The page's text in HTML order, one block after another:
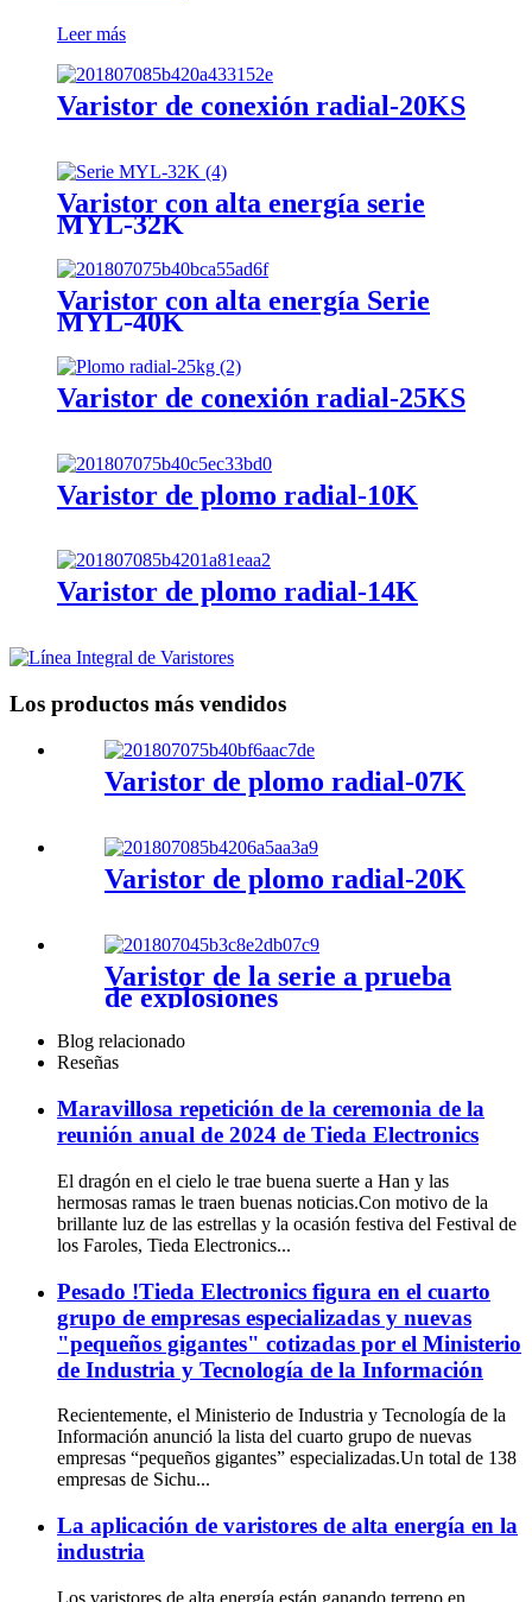
Leer más
Varistor de conexión radial-20KS
Varistor con alta energía serie
MYL-32K
Varistor con alta energía Serie
MYL-40K
Varistor de conexión radial-25KS
Varistor de plomo radial-10K
Varistor de plomo radial-14K
Los productos más vendidos
Varistor de plomo radial-07K
Varistor de plomo radial-20K
Varistor de la serie a prueba
de explosiones
Blog relacionado
Reseñas
Maravillosa repetición de la ceremonia de la
reunión anual de 2024 de Tieda Electronics
El dragón en el cielo le trae buena suerte a Han y las
hermosas ramas le traen buenas noticias.Con motivo de la
brillante luz de las estrellas y la ocasión festiva del Festival de
los Faroles, Tieda Electronics...
Pesado !Tieda Electronics figura en el cuarto
grupo de empresas especializadas y nuevas
"pequeños gigantes" cotizadas por el Ministerio
de Industria y Tecnología de la Información
Recientemente, el Ministerio de Industria y Tecnología de la
Información anunció la lista del cuarto grupo de nuevas
empresas “pequeños gigantes” especializadas.Un total de 138
empresas de Sichu...
La aplicación de varistores de alta energía en la
industria
Los varistores de alta energía están ganando terreno en